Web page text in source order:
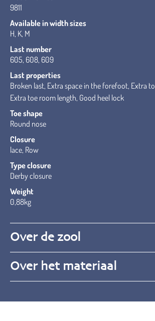
9811
Available in width sizes
H, K, M
Last number
605, 608, 609
Last properties
Broken last, Extra space in the forefoot, Extra
Extra toe room length, Good heel lock
Toe shape
Round nose
Closure
lace, Row
Type closure
Derby closure
Weight
0,88kg
Over de zool
Over het materiaal